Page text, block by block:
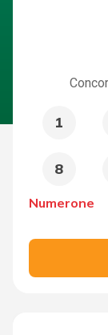
1
8
Numerone